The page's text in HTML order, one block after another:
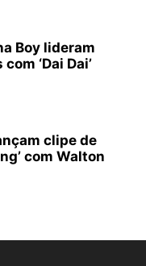
Boy lideram
‘Dai Dai’
clipe de
com Walton